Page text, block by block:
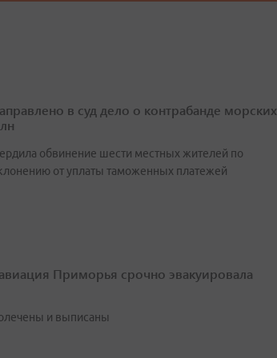
в суд дело о контрабанде морских
обвинение шести местных жителей по
от уплаты таможенных платежей
Приморья срочно эвакуировала
и выписаны